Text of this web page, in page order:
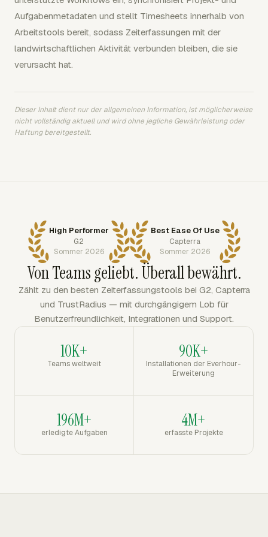
Aufgabenmetadaten und stellt Timesheets innerhalb von
Arbeitstools bereit, sodass Zeiterfassungen mit der
landwirtschaftlichen Aktivität verbunden bleiben, die sie
verursacht hat.
Dieser Inhalt dient nur der allgemeinen Information, ist möglicherweise
nicht vollständig aktuell und wird ohne jegliche Gewährleistung oder
Haftung bereitgestellt.
High Performer
G2
Sommer 2026
Best Ease Of Use
Capterra
Sommer 2026
Von Teams geliebt. Überall bewährt.
Zählt zu den besten Zeiterfassungstools bei G2, Capterra
und TrustRadius — mit durchgängigem Lob für
Benutzerfreundlichkeit, Integrationen und Support.
10K+
Teams weltweit
90K+
Installationen der Everhour-
Erweiterung
196M+
erledigte Aufgaben
4M+
erfasste Projekte